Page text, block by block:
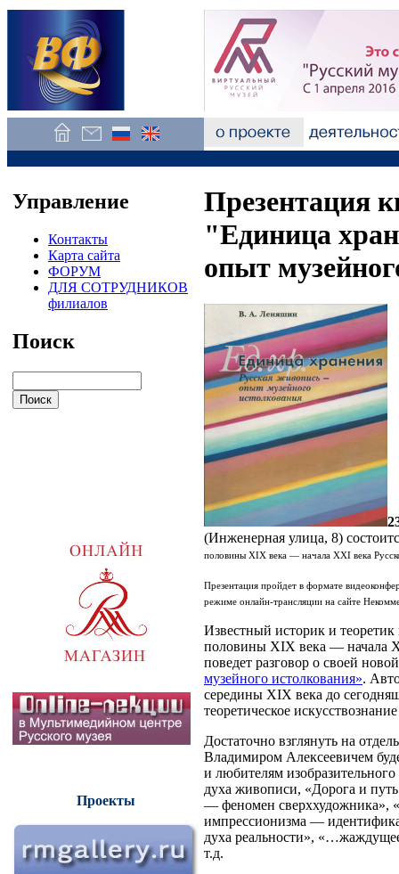
Управление
Контакты
Карта сайта
ФОРУМ
ДЛЯ СОТРУДНИКОВ
филиалов
Поиск
Проекты
Презентация
"Единица
опыт
(Инженерная улица, 8)
половины XIX века — начала XXI века
Презентация пройдет в формате
режиме онлайн-трансляции на сайте
Известный историк и
половины XIX века — начала
поведет разговор о своей
музейного истолкования».
середины XIX века до
теоретическое
Достаточно взглянуть на
Владимиром Алексеевичем
и любителям
духа живописи, «Дорога и
— феномен сверххудожника»,
импрессионизма —
духа реальности»,
т.д.